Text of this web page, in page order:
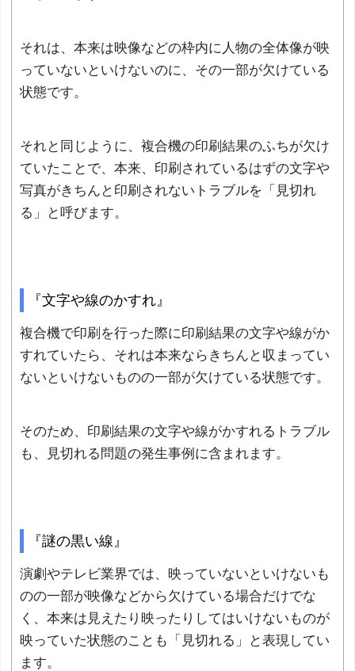
それは、本来は映像などの枠内に人物の全体像が映
っていないといけないのに、その一部が欠けている
状態です。
それと同じように、複合機の印刷結果のふちが欠け
ていたことで、本来、印刷されているはずの文字や
写真がきちんと印刷されないトラブルを「見切れ
る」と呼びます。
『文字や線のかすれ』
複合機で印刷を行った際に印刷結果の文字や線がか
すれていたら、それは本来ならきちんと収まってい
ないといけないものの一部が欠けている状態です。
そのため、印刷結果の文字や線がかすれるトラブル
も、見切れる問題の発生事例に含まれます。
『謎の黒い線』
演劇やテレビ業界では、映っていないといけないも
のの一部が映像などから欠けている場合だけでな
く、本来は見えたり映ったりしてはいけないものが
映っていた状態のことも「見切れる」と表現してい
ます。